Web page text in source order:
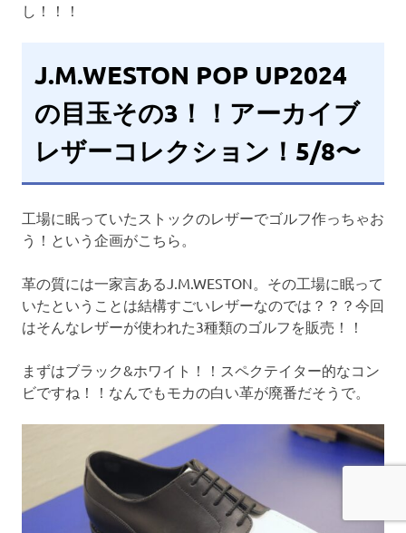
し！！！
J.M.WESTON POP UP2024
の目玉その3！！アーカイブ
レザーコレクション！5/8〜
工場に眠っていたストックのレザーでゴルフ作っちゃお
う！という企画がこちら。
革の質には一家言あるJ.M.WESTON。その工場に眠って
いたということは結構すごいレザーなのでは？？？今回
はそんなレザーが使われた3種類のゴルフを販売！！
まずはブラック&ホワイト！！スペクテイター的なコン
ビですね！！なんでもモカの白い革が廃番だそうで。